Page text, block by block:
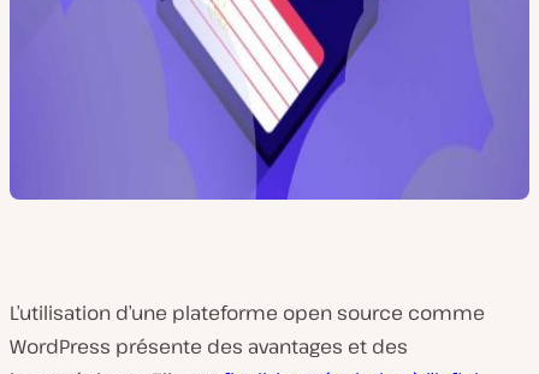
L’utilisation d’une plateforme open source comme
WordPress présente des avantages et des